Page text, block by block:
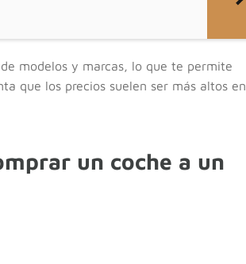
modelos y marcas, lo que te permite
que los precios suelen ser más altos en
un coche a un